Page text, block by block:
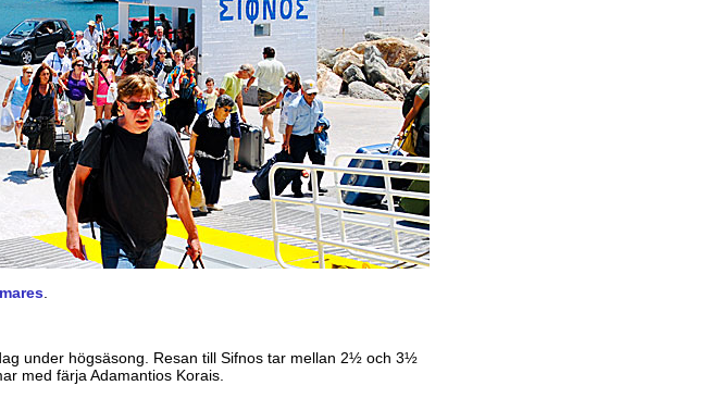
.
under högsäsong. Resan till Sifnos tar mellan 2½ och 3½
med färja Adamantios Korais.